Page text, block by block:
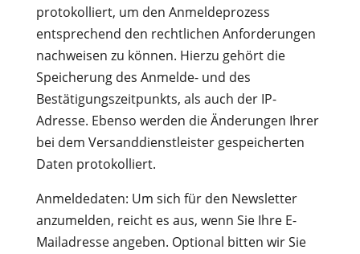
protokolliert, um den Anmeldeprozess
entsprechend den rechtlichen Anforderungen
nachweisen zu können. Hierzu gehört die
Speicherung des Anmelde- und des
Bestätigungszeitpunkts, als auch der IP-
Adresse. Ebenso werden die Änderungen Ihrer
bei dem Versanddienstleister gespeicherten
Daten protokolliert.
Anmeldedaten: Um sich für den Newsletter
anzumelden, reicht es aus, wenn Sie Ihre E-
Mailadresse angeben. Optional bitten wir Sie